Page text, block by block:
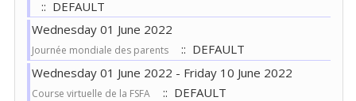
:: DEFAULT
Wednesday 01 June 2022
Journée mondiale des parents
:: DEFAULT
Wednesday 01 June 2022 - Friday 10 June 2022
Course virtuelle de la FSFA
:: DEFAULT